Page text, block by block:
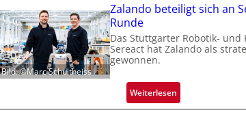
Bild: ©Marc Schultheiss
Zalando beteiligt sich an
Runde
Das Stuttgarter Robotik- und
Sereact hat Zalando als
gewonnen.
Weiterlesen:
Z